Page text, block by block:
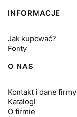
INFORMACJE
Jak kupować?
Fonty
O NAS
Kontakt i dane firmy
Katalogi
O firmie